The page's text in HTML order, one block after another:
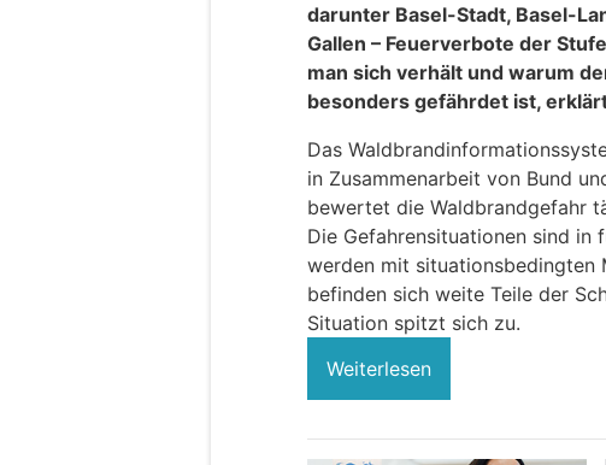
darunter Basel-Stadt, Basel-
Gallen – Feuerverbote der
man sich verhält und warum
besonders gefährdet ist,
Das
in Zusammenarbeit von Bund
bewertet die Waldbrandgefahr
Die Gefahrensituationen sind in
werden mit situationsbedingten
befinden sich weite Teile der
Situation spitzt sich zu.
Weiterlesen